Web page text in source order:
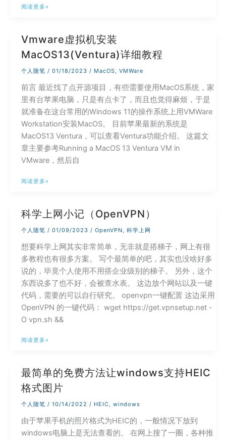
Switch
器
Yuzu
安
使
用
阅读更多»
Vmware虚拟机安装
MacOS13(Ventura)详细教程
个人随笔 / 01/18/2023 / MacOS, VMWare
前言 最近找了点开源项目，有些需要使用MacOS系统，家
里有台苹果电脑，只是有点卡了，而且也觉得麻烦，于是
就准备在这台常用的Windows 11的操作系统上用VMWare
Workstation安装MacOS。 目前苹果最新的系统是
MacOS13 Ventura，可以查看Ventura功能介绍。 这篇文
章主要参考Running a MacOS 13 Ventura VM in
VMware，然后自
Vmware
机
安
装
MacOS13(Ventura)
细
阅读更多»
科学上网小记（OpenVPN）
个人随笔 / 01/09/2023 / OpenVPN, 科学上网
想要科学上网其实非常简单，无非就是搭梯子，网上有很
多教程也有很多方案。 写个最简单的吧，其实也没啥好多
说的，毕竟个人使用不用搭企业级别的梯子。 另外，这个
东西说多了也不好，会被查水表。 这边放个网站以及一键
代码，需要的可以自行研究。 openvpn一键配置 这边采用
OpenVPN 的一键代码： wget https://get.vpnsetup.net -
O vpn.sh &&
科
网
小
记
阅读更多»
最简单的免费方法让windows支持HEIC
格式图片
个人随笔 / 10/14/2022 / HEIC, windows
由于苹果手机的照片格式为HEIC的，一般情况下放到
windows电脑上是无法查看的。 在网上搜了一圈，各种推